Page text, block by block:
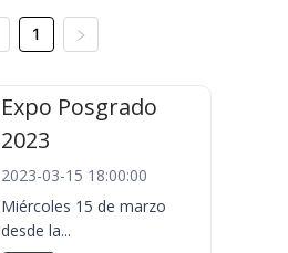
1
Expo Posgrado
2023
2023-03-15 18:00:00
Miércoles 15 de marzo
desde la...